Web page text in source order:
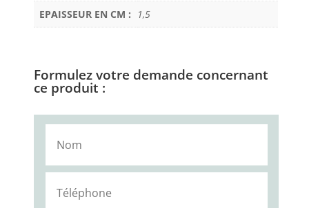
EPAISSEUR EN CM :
1,5
Formulez votre demande concernant
ce produit :